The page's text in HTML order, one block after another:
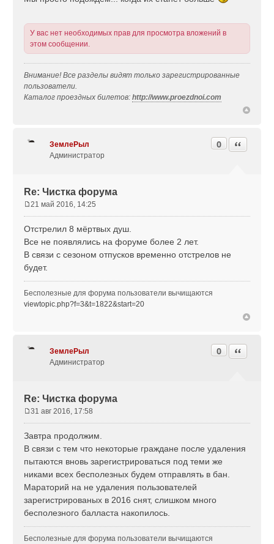
о
щ
е
н
У вас нет необходимых прав для просмотра вложений в
этом сообщении.
Внимание! Все разделы видят только зарегистрированные
пользователи.
Каталог проездных билетов:http://www.proezdnoi.com
ЗемлеРыл
Администратор
Re: Чистка форума
0 Цитата
о
б
щ
е
и
е
21 май 2016, 14:25
Отстрелил 8 мёртвых душ.
Все не появлялись на форуме более 2 лет.
В связи с сезоном отпусков временно отстрелов не
будет.
Бесполезные для форума пользователи вычищаются
viewtopic.php?f=3&t=1822&start=20
ЗемлеРыл
Администратор
Re: Чистка форума
0 Цитата
о
б
щ
е
н
е
31 авг 2016, 17:58
Завтра продолжим.
В связи с тем что некоторые граждане после удаления
пытаются вновь зарегистрироваться под теми же
никами всех бесполезных будем отправлять в бан.
Мараторий на не удаления пользователей
зарегистрированых в 2016 снят, слишком много
бесполезного балласта накопилось.
Бесполезные для форума пользователи вычищаются